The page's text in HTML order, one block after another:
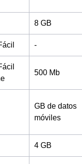
8 GB
-
500 Mb
GB de datos
móviles
4 GB